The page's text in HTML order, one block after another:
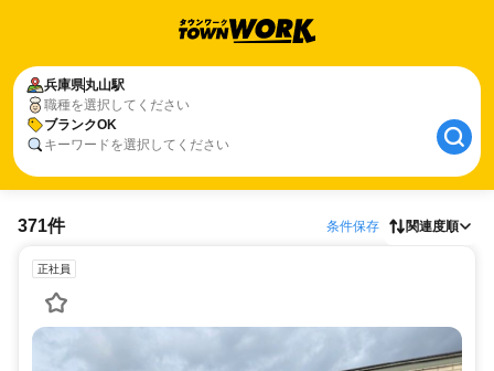
兵庫県丸山駅
職種を選択してください
ブランクOK
キーワードを選択してください
371件 条件保存 関連度順
正社員